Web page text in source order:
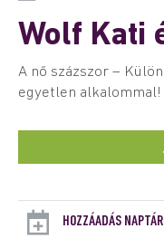
Wolf Kati
A nő százszor –
egyetlen alkalommal!
HOZZÁADÁS